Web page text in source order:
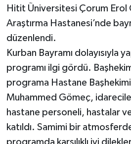
Hitit Üniversitesi Çorum Erol
Araştırma Hastanesi’nde
düzenlendi.
Kurban Bayramı dolayısıyla
programı ilgi gördü.
programa Hastane
Muhammed Gömeç,
hastane personeli, hastalar ve
katıldı. Samimi bir
programda karşılıklı iyi
Oğuzlar
Ortaköy
Osmancık
Sungurlu
Uğurludağ
Sağlık